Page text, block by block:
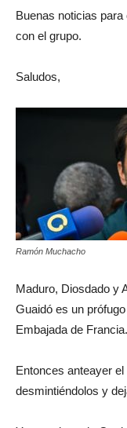
Buenas noticias
con el grupo.
Saludos,
Ramón Muchacho
Maduro, Diosdado y
Guaidó es un
Embajada de Francia.
Entonces anteayer
desmintiéndolos y